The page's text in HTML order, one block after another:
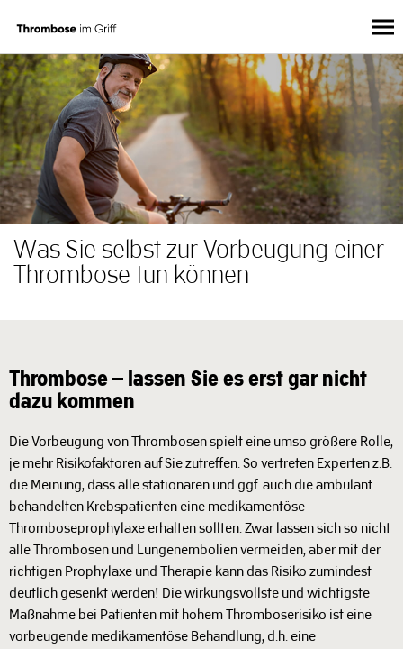
Inhalt
Was Sie selbst zur Vorbeugung einer
Thrombose tun können
Thrombose – lassen Sie es erst gar nicht
dazu kommen
Die Vorbeugung von Thrombosen spielt eine umso größere Rolle,
je mehr Risikofaktoren auf Sie zutreffen. So vertreten Experten z.B.
die Meinung, dass alle stationären und ggf. auch die ambulant
behandelten Krebspatienten eine medikamentöse
Thromboseprophylaxe erhalten sollten. Zwar lassen sich so nicht
alle Thrombosen und Lungenembolien vermeiden, aber mit der
richtigen Prophylaxe und Therapie kann das Risiko zumindest
deutlich gesenkt werden! Die wirkungsvollste und wichtigste
Maßnahme bei Patienten mit hohem Thromboserisiko ist eine
vorbeugende medikamentöse Behandlung, d.h. eine